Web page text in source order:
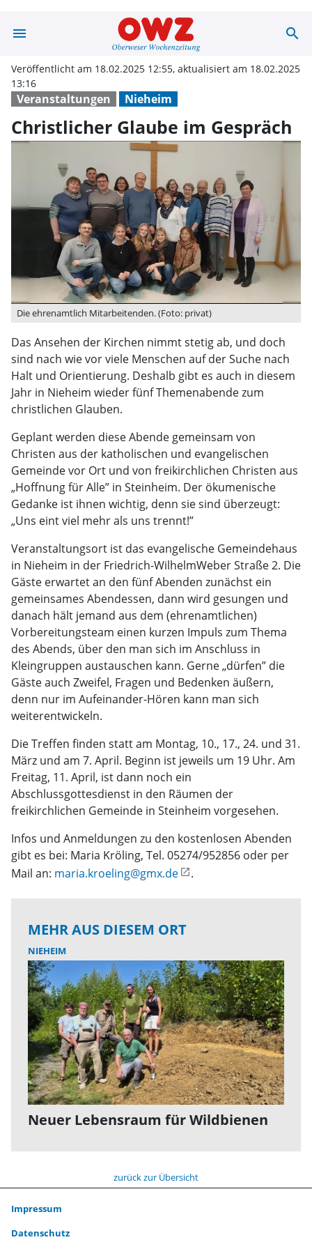
menu Christlicher search
Veranstaltungen Nieheim
Veröffentlicht am 18.02.2025 12:55, aktualisiert am 18.02.2025
13:16
Christlicher Glaube im Gespräch
Die ehrenamtlich Mitarbeitenden. (Foto: privat)
Das Ansehen der Kirchen nimmt stetig ab, und doch
sind nach wie vor viele Menschen auf der Suche nach
Halt und Orientierung. Deshalb gibt es auch in diesem
Jahr in Nieheim wieder fünf Themenabende zum
christlichen Glauben.
Geplant werden diese Abende gemeinsam von
Christen aus der katholischen und evangelischen
Gemeinde vor Ort und von freikirchlichen Christen aus
„Hoffnung für Alle” in Steinheim. Der ökumenische
Gedanke ist ihnen wichtig, denn sie sind überzeugt:
„Uns eint viel mehr als uns trennt!”
Veranstaltungsort ist das evangelische Gemeindehaus
in Nieheim in der Friedrich-WilhelmWeber Straße 2. Die
Gäste erwartet an den fünf Abenden zunächst ein
gemeinsames Abendessen, dann wird gesungen und
danach hält jemand aus dem (ehrenamtlichen)
Vorbereitungsteam einen kurzen Impuls zum Thema
des Abends, über den man sich im Anschluss in
Kleingruppen austauschen kann. Gerne „dürfen” die
Gäste auch Zweifel, Fragen und Bedenken äußern,
denn nur im Aufeinander-Hören kann man sich
weiterentwickeln.
Die Treffen finden statt am Montag, 10., 17., 24. und 31.
März und am 7. April. Beginn ist jeweils um 19 Uhr. Am
Freitag, 11. April, ist dann noch ein
Abschlussgottesdienst in den Räumen der
freikirchlichen Gemeinde in Steinheim vorgesehen.
Infos und Anmeldungen zu den kostenlosen Abenden
gibt es bei: Maria Kröling, Tel. 05274/952856 oder per
Mail an: maria.kroeling@gmx.de .
MEHR AUS DIESEM ORT
NIEHEIM
Neuer Lebensraum für Wildbienen
zurück zur Übersicht
Impressum
Datenschutz